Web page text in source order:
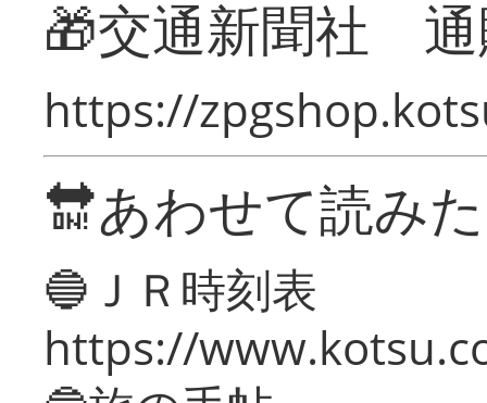
🎁交通新聞社
https://
🔛あわせて読み
🔵ＪＲ時刻表
https://